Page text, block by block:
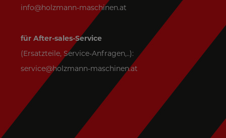
info@holzmann-maschinen.at
für After-sales-Service
(Ersatzteile, Service-Anfragen,..):
service@holzmann-maschinen.at